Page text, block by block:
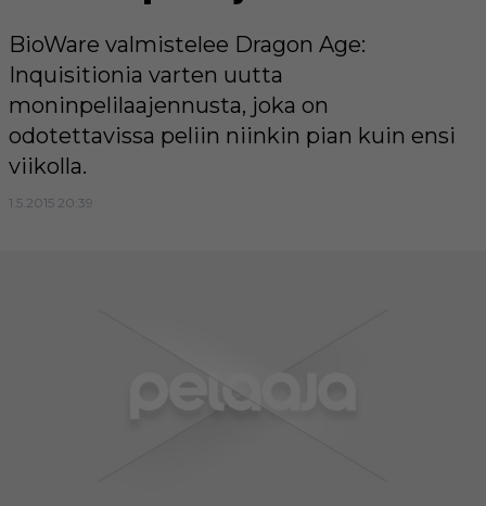
BioWare valmistelee Dragon Age:
Inquisitionia varten uutta
moninpelilaajennusta, joka on
odotettavissa peliin niinkin pian kuin ensi
viikolla.
1.5.2015 20:39